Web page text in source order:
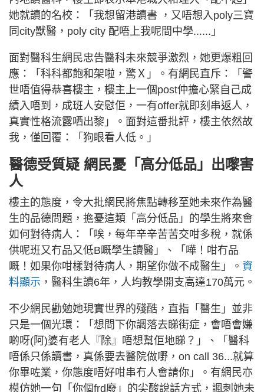
她就讀的名校：「我想留港讀書 ，又唔想入poly三寶
同city獸醫，poly city 配唔上我呢間中學......」
面對醫科生網民忠告醫科未來競爭激烈，她更爆粗回
應：「科科都飽和架啦，驚Ｘ」。有網民直斥：「警
世唔值得恭喜樓主，樓主上一個post仲擔心緊自己成
績入唔到，成班人安慰佢，一有offer就即刻串返人，
真實性格流露哂出黎」。面對這番批評，樓主依然故
我，僅回覆：「狗眼看人低。」
醫德受質疑 網民憂「高分低品」出嚟害
人
樓主的態度，令大批網民將焦點轉移至她未來作為醫
生的品德問題，擔憂這類「高分低品」的學生將來會
如何對待病人：「唉，每年辛辛苦苦交咁多稅，就係
供呢班又冇品又低B嘅學生讀醫」、「嘩！咁冇品
嘅！如果你咁樣對待病人，期望你做不成醫生」。 資
料顯示 ，醫科生讀6年，人均教學開支高達170萬元。
不少網民勸勉她現實世界的殘酷，直指「醫生」並非
只是一個光環：「想問下你調落去睇街症，會唔會嫌
啲呀(阿)婆有老人『除』唔想幫佢地睇？」、「醫科
唔係只係讀書，真係要去醫院做嘢，on call 36...就算
你畢咗業，你態度唔好咁串冇人會請你」。有網民亦
模仿她一句「你個frd廢」的尖酸說話方式，諷刺她未